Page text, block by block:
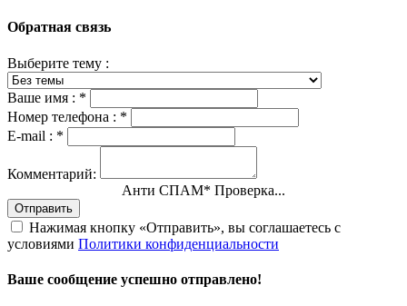
Обратная связь
Выберите тему :
Ваше имя : *
Номер телефона : *
E-mail : *
Комментарий:
Анти СПАМ* Проверка...
Отправить
Нажимая кнопку «Отправить», вы соглашаетесь с
условиями Политики конфиденциальности
Ваше сообщение успешно отправлено!